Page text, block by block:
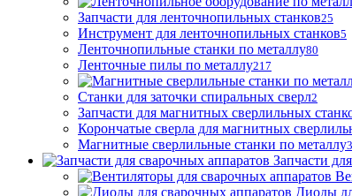
Запчасти для ленточнопильных станков25
Инструмент для ленточнопильных станков5
Ленточнопильные станки по металлу80
Ленточные пилы по металлу217
Станки для заточки спиральных сверл2
Запчасти для магнитных сверлильных
Корончатые сверла для магнитных
Магнитные сверлильные станки по металлу
Запчасти
Диоды